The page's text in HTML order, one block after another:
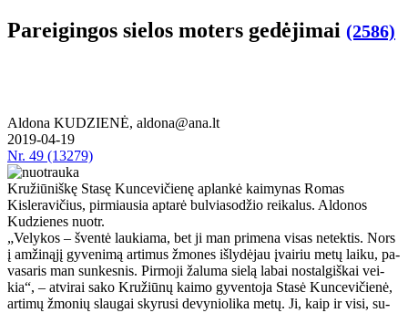
Pa­rei­gin­gos sie­los mo­ters ge­dė­ji­mai (2586)
Aldona KUDZIENĖ, aldona@ana.lt
2019-04-19
Nr. 49 (13279)
Kružiūniškę Stasę Kuncevičienę aplankė kaimynas Romas
Kisleravičius, pirmiausia aptarė bulviasodžio reikalus. Aldonos
Kudzienes nuotr.
„Ve­ly­kos – šven­tė lau­kia­ma, bet ji man pri­me­na vi­sas ne­tek­tis. Nors
į am­ži­ną­jį gy­ve­ni­mą ar­ti­mus žmo­nes iš­ly­dė­jau įvai­riu me­tų lai­ku, pa­
va­sa­ris man sun­kes­nis. Pir­mo­ji ža­lu­ma sie­lą la­bai nos­tal­giš­kai vei­
kia“, – at­vi­rai sa­ko Kru­žiū­nų kai­mo gy­ven­to­ja Sta­sė Kun­ce­vi­čie­nė,
ar­ti­mų žmo­nių slau­gai sky­ru­si de­vy­nio­li­ka me­tų. Ji, kaip ir vi­si, su­